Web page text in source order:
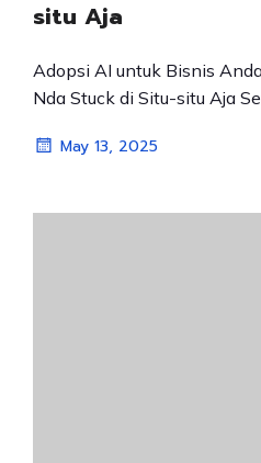
situ Aja
Adopsi AI untuk Bisnis
Nda Stuck di Situ-situ Aja
May 13, 2025